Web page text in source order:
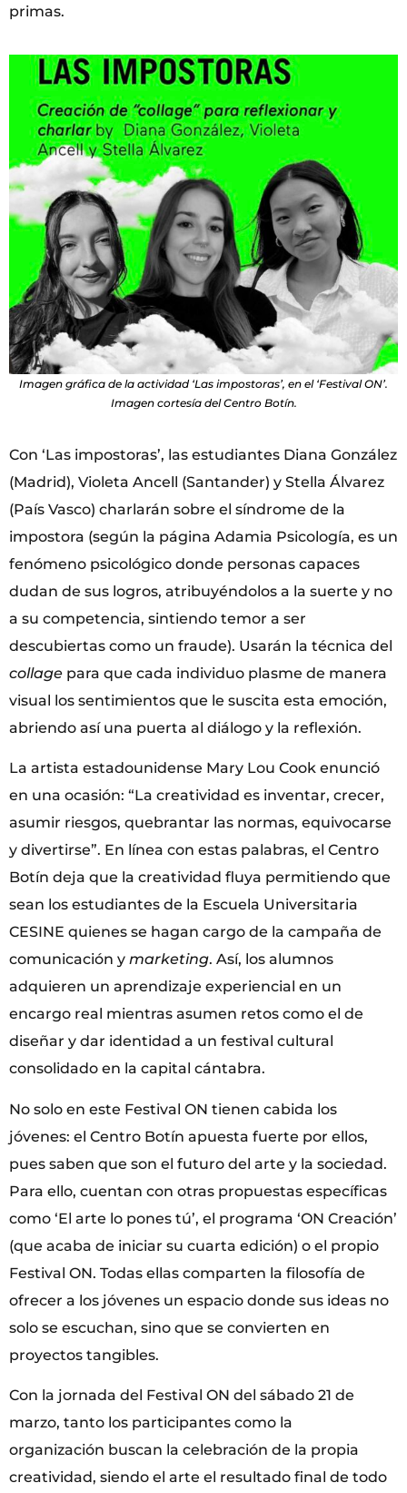
primas.
Imagen gráfica de la actividad ‘Las impostoras’, en el ‘Festival ON’.
Imagen cortesía del Centro Botín.
Con ‘Las impostoras’, las estudiantes Diana González
(Madrid), Violeta Ancell (Santander) y Stella Álvarez
(País Vasco) charlarán sobre el síndrome de la
impostora (según la página Adamia Psicología, es un
fenómeno psicológico donde personas capaces
dudan de sus logros, atribuyéndolos a la suerte y no
a su competencia, sintiendo temor a ser
descubiertas como un fraude). Usarán la técnica del
collage para que cada individuo plasme de manera
visual los sentimientos que le suscita esta emoción,
abriendo así una puerta al diálogo y la reflexión.
La artista estadounidense Mary Lou Cook enunció
en una ocasión: “La creatividad es inventar, crecer,
asumir riesgos, quebrantar las normas, equivocarse
y divertirse”. En línea con estas palabras, el Centro
Botín deja que la creatividad fluya permitiendo que
sean los estudiantes de la Escuela Universitaria
CESINE quienes se hagan cargo de la campaña de
comunicación y marketing. Así, los alumnos
adquieren un aprendizaje experiencial en un
encargo real mientras asumen retos como el de
diseñar y dar identidad a un festival cultural
consolidado en la capital cántabra.
No solo en este Festival ON tienen cabida los
jóvenes: el Centro Botín apuesta fuerte por ellos,
pues saben que son el futuro del arte y la sociedad.
Para ello, cuentan con otras propuestas específicas
como ‘El arte lo pones tú’, el programa ‘ON Creación’
(que acaba de iniciar su cuarta edición) o el propio
Festival ON. Todas ellas comparten la filosofía de
ofrecer a los jóvenes un espacio donde sus ideas no
solo se escuchan, sino que se convierten en
proyectos tangibles.
Con la jornada del Festival ON del sábado 21 de
marzo, tanto los participantes como la
organización buscan la celebración de la propia
creatividad, siendo el arte el resultado final de todo